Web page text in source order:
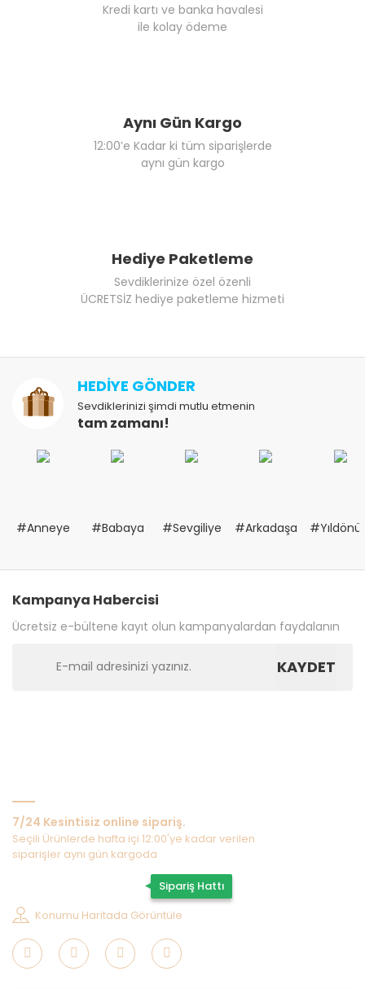
Kredi kartı ve banka havalesi
ile kolay ödeme
Aynı Gün Kargo
12:00’e Kadar ki tüm siparişlerde
aynı gün kargo
Hediye Paketleme
Sevdiklerinize özel özenli
ÜCRETSİZ hediye paketleme hizmeti
HEDİYE GÖNDER
Sevdiklerinizi şimdi mutlu etmenin
tam zamanı!
#Anneye #Babaya #Sevgiliye #Arkadaşa
Kampanya Habercisi
Ücretsiz e-bültene kayıt olun kampanyalardan faydalanın
KAYDET
7/24 Kesintisiz online sipariş.
Seçili Ürünlerde hafta içi 12:00'ye kadar verilen
siparişler aynı gün kargoda
Sipariş Hattı
Konumu Haritada Görüntüle